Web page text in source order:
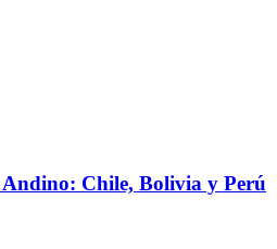
Chile, Bolivia y Perú